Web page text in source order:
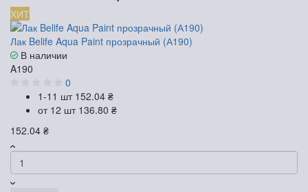
ХИТ
Лак Belife Aqua Paint прозрачный (А190)
В наличии
A190
0
1-11 шт 152.04 ₴
от 12 шт 136.80 ₴
152.04 ₴